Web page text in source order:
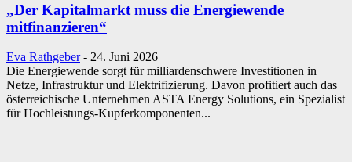
„Der Kapitalmarkt muss die Energiewende
mitfinanzieren“
Eva Rathgeber - 24. Juni 2026
Die Energiewende sorgt für milliardenschwere Investitionen in
Netze, Infrastruktur und Elektrifizierung. Davon profitiert auch das
österreichische Unternehmen ASTA Energy Solutions, ein Spezialist
für Hochleistungs-Kupferkomponenten...